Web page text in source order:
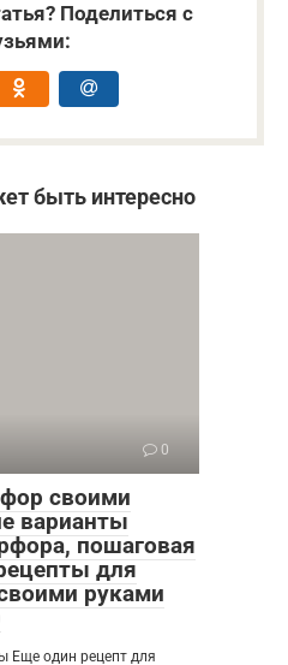
Поделиться с
быть интересно
0
своими
варианты
пошаговая
для
руками
Еще один рецепт для